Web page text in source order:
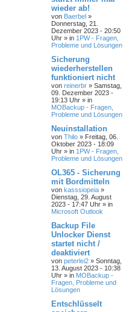
wieder ab!
von Baerbel »
Donnerstag, 21.
Dezember 2023 - 20:50
Uhr » in 1PW - Fragen,
Probleme und Lösungen
Sicherung
wiederherstellen
funktioniert nicht
von reinerbr » Samstag,
09. Dezember 2023 -
19:13 Uhr » in
MOBackup - Fragen,
Probleme und Lösungen
Neuinstallation
von Thilo » Freitag, 06.
Oktober 2023 - 18:09
Uhr » in 1PW - Fragen,
Probleme und Lösungen
OL365 - Sicherung
mit Bordmitteln
von kasssiopeia »
Dienstag, 29. August
2023 - 17:47 Uhr » in
Microsoft Outlook
Backup File
Unlocker Dienst
startet nicht /
deaktiviert
von peterlei2 » Sonntag,
13. August 2023 - 10:38
Uhr » in MOBackup -
Fragen, Probleme und
Lösungen
Entschlüsselt